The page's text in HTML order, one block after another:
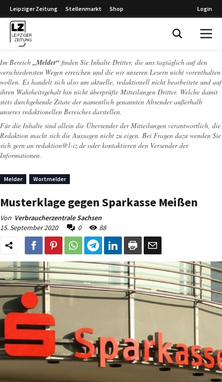
Leipziger Zeitung Stellenmarkt Shop Login
Im Bereich „Melder“ finden Sie Inhalte Dritter, die uns tagtäglich auf den
verschiedensten Wegen erreichen und die wir unseren Lesern nicht vorenthalten
wollen. Es handelt sich also um aktuelle, redaktionell nicht bearbeitete und auf
ihren Wahrheitsgehalt hin nicht überprüfte Mitteilungen Dritter. Welche damit
stets durchgehende Zitate der namentlich genannten Absender außerhalb
unseres redaktionellen Bereiches darstellen.
Für die Inhalte sind allein die Übersender der Mitteilungen verantwortlich, die
Redaktion macht sich die Aussagen nicht zu eigen. Bei Fragen dazu wenden Sie
sich gern an redaktion@l-iz.de oder kontaktieren den Versender der
Informationen.
Melder Wortmelder
Musterklage gegen Sparkasse Meißen
Von Verbraucherzentrale Sachsen
15. September 2020
0 88